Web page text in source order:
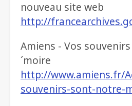
nouveau site web
http://
Amiens - Vos
´moire
http://www.amiens.fr/
souvenirs-sont-notre-